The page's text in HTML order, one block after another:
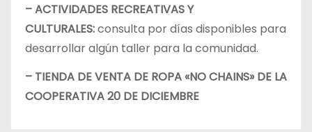
– ACTIVIDADES RECREATIVAS Y
CULTURALES:consulta por días disponibles para
desarrollar algún taller para la comunidad.
– TIENDA DE VENTA DE ROPA «NO CHAINS» DE LA
COOPERATIVA 20 DE DICIEMBRE